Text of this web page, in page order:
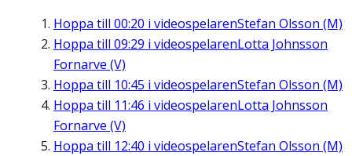
Hoppa till 00:20 i videospelarenStefan Olsson (M)
Hoppa till 09:29 i videospelarenLotta Johnsson
Fornarve (V)
Hoppa till 10:45 i videospelarenStefan Olsson (M)
Hoppa till 11:46 i videospelarenLotta Johnsson
Fornarve (V)
Hoppa till 12:40 i videospelarenStefan Olsson (M)